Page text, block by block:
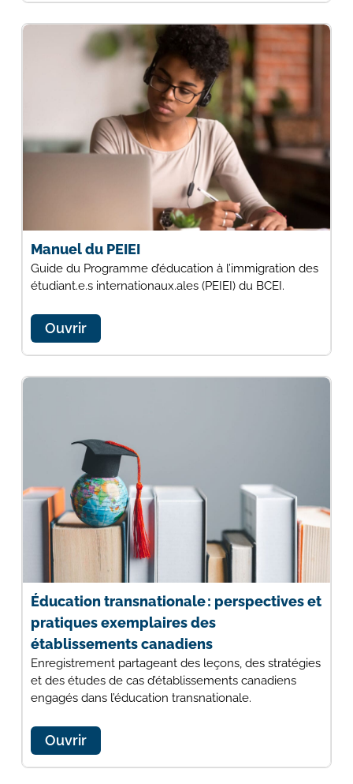
Manuel du PEIEI
Guide du Programme d’éducation à l’immigration des
étudiant.e.s internationaux.ales (PEIEI) du BCEI.
Ouvrir
Éducation transnationale : perspectives et
pratiques exemplaires des
établissements canadiens
Enregistrement partageant des leçons, des stratégies
et des études de cas d’établissements canadiens
engagés dans l’éducation transnationale.
Ouvrir